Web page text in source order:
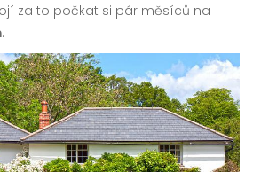
za to počkat si pár měsíců na
.